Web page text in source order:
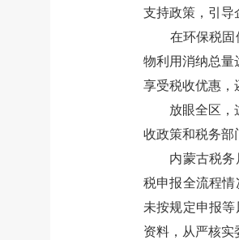
支持政策，引导
在环保税固
物利用消纳总量
享受税收优惠，
放眼全区，
收政策和税务部
内蒙古税
税申报全流程
未按规定申报
资料，从严核实